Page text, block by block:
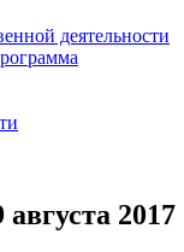
деятельности
2017